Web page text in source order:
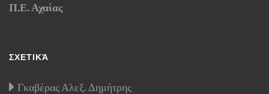
Π.Ε. Αχαίας
ΣΧΕΤΙΚΆ
Γκαβέρας Αλεξ. Δημήτρης